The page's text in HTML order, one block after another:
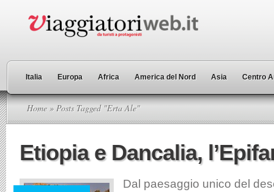
Italia Europa Africa America del Nord Asia Centro
Home » Posts Tagged "Erta Ale"
Etiopia e Dancalia,
Dal paesaggio unico del